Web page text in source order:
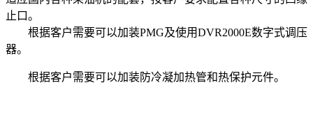
止口。
根据客户需要可以加装PMG及使用DVR2000E数字式调压
器。
根据客户需要可以加装防冷凝加热管和热保护元件。